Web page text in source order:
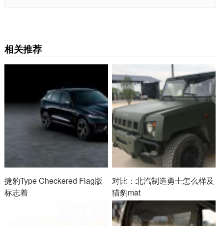
相关推荐
捷豹Type Checkered Flag版
标志着
对比：北汽制造勇士怎么样及
猎豹mat